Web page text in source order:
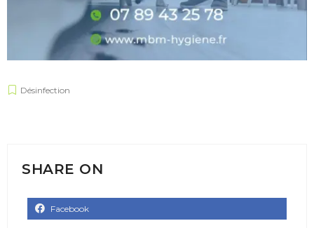
Désinfection
SHARE ON
Facebook